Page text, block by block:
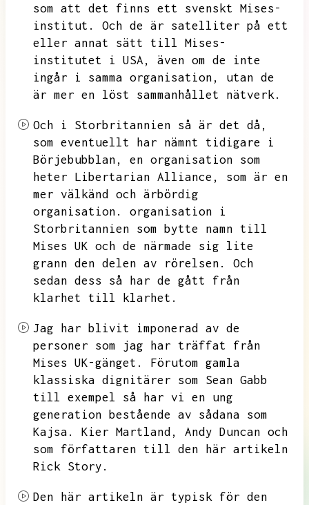
som att det finns ett svenskt Mises-
institut.
Och de är satelliter på ett
eller annat sätt till Mises-
institutet i USA,
även om de inte
ingår i samma organisation,
utan de
är mer en löst sammanhållet nätverk.
Och i Storbritannien så är det då,
som eventuellt har nämnt tidigare i
Börjebubblan,
en organisation som
heter Libertarian Alliance,
som är en
mer välkänd och ärbördig
organisation.
organisation i
Storbritannien som bytte namn till
Mises UK och de närmade sig lite
grann den delen av rörelsen.
Och
sedan dess så har de gått från
klarhet till klarhet.
Jag har blivit imponerad av de
personer som jag har träffat från
Mises UK-gänget.
Förutom gamla
klassiska dignitärer som Sean Gabb
till exempel så har vi en ung
generation bestående av sådana som
Kajsa.
Kier Martland,
Andy Duncan och
som författaren till den här artikeln
Rick Story.
Den här artikeln är typisk för den